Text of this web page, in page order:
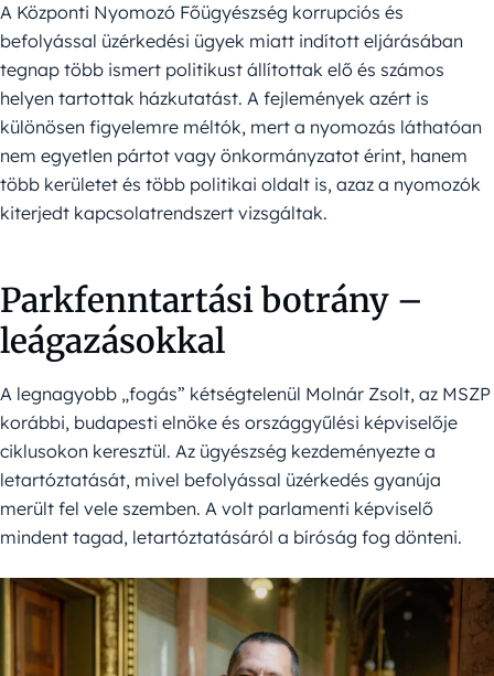
A Központi Nyomozó Főügyészség korrupciós és
befolyással üzérkedési ügyek miatt indított eljárásában
tegnap több ismert politikust állítottak elő és számos
helyen tartottak házkutatást. A fejlemények azért is
különösen figyelemre méltók, mert a nyomozás láthatóan
nem egyetlen pártot vagy önkormányzatot érint, hanem
több kerületet és több politikai oldalt is, azaz a nyomozók
kiterjedt kapcsolatrendszert vizsgáltak.
Parkfenntartási botrány –
leágazásokkal
A legnagyobb „fogás” kétségtelenül Molnár Zsolt, az MSZP
korábbi, budapesti elnöke és országgyűlési képviselője
ciklusokon keresztül. Az ügyészség kezdeményezte a
letartóztatását, mivel befolyással üzérkedés gyanúja
merült fel vele szemben. A volt parlamenti képviselő
mindent tagad, letartóztatásáról a bíróság fog dönteni.